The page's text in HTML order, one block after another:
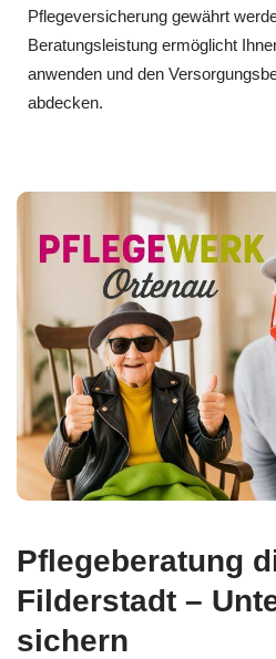
Pflegeversicherung gewährt
Beratungsleistung ermöglicht
anwenden und den
abdecken.
Pflegeberatung
Filderstadt –
sichern